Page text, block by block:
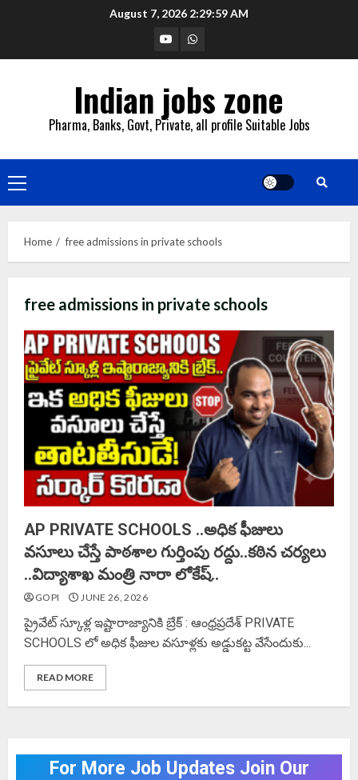
August 7, 2026 2:30:00 AM
YouTubeWhatsapp
Indian jobs zone
Pharma, Banks, Govt, Private, all profile Suitable Jobs
Primary
Menu
Home free admissions in private schools
free admissions in private schools
AP PRIVATE SCHOOLS ..అధిక ఫీజులు
వసూలు చేస్తే పాఠశాల గుర్తింపు రద్దు..కఠిన చర్యలు
..విద్యాశాఖ మంత్రి నారా లోకేష్..
GOPI JUNE 26, 2026
ప్రైవేట్ స్కూళ్ల ఇష్టారాజ్యానికి బ్రేక్ : ఆంధ్రప్రదేశ్ PRIVATE
SCHOOLS లో అధిక ఫీజుల వసూళ్లకు అడ్డుకట్ట వేసేందుకు...
READ MORE
For More Job Updates Join Our